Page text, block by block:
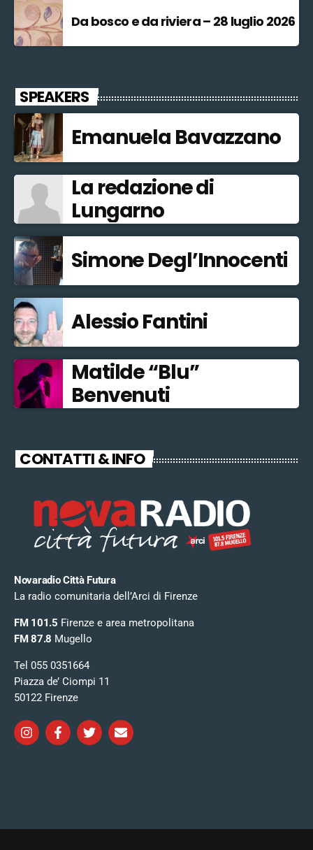
Da bosco e da riviera – 28 luglio 2026
SPEAKERS
Emanuela Bavazzano
La redazione di
Lungarno
Simone Degl’Innocenti
Alessio Fantini
Matilde “Blu”
Benvenuti
CONTATTI & INFO
Novaradio Città Futura
La radio comunitaria dell’Arci di Firenze
FM 101.5 Firenze e area metropolitana
FM 87.8 Mugello
Tel 055 0351664
Piazza de’ Ciompi 11
50122 Firenze